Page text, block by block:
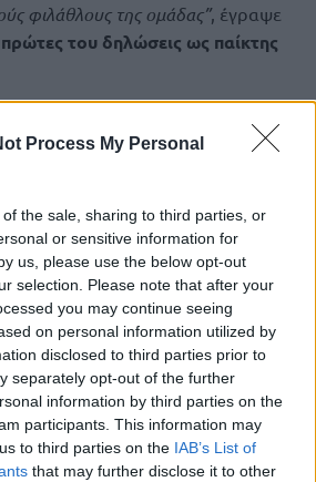
Process My Personal
the sale, sharing to third parties, or
or sensitive information for
us, please use the below opt-out
selection. Please note that after your
you may continue seeing
on personal information utilized by
disclosed to third parties prior to
separately opt-out of the further
information by third parties on the
participants. This information may
to third parties on the IAB’s List of
that may further disclose it to other
φιλάθλους της ομάδας”, έγραψε
πρώτες του δηλώσεις ως παίκτης
and can’t wait to
club, compete with my